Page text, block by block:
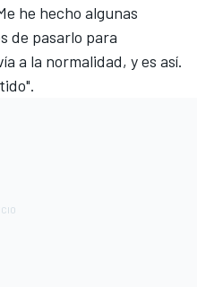
he hecho algunas
de pasarlo para
a la normalidad, y es así.